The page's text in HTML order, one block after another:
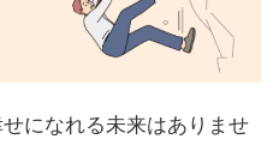
になれる未来はありませ